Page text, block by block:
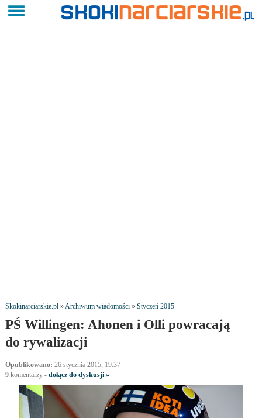
Skokinarciarskie.pl»Archiwum wiadomości» Styczeń 2015
PŚ Willingen: Ahonen i Olli powracają
do rywalizacji
Opublikowano: 26 stycznia 2015, 19:37
9komentarzy- dołącz do dyskusji »